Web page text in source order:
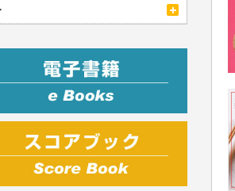
ジャー
会福祉士
・社労士
・宅建
・運行管理
木
険物
キャリアアップ
ジネス
ルメ
図
ダイアリー プレステージ